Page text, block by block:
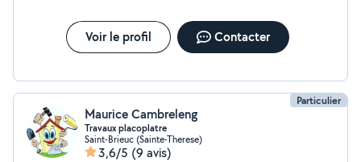
Voir le profil Contacter
Particulier
Maurice Cambreleng
Travaux placoplatre
Saint-Brieuc (Sainte-Therese)
3,6/5 (9 avis)